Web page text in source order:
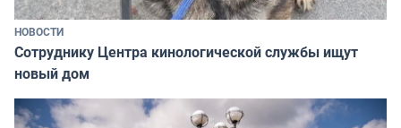
НОВОСТИ
Сотруднику Центра кинологической службы ищут
новый дом